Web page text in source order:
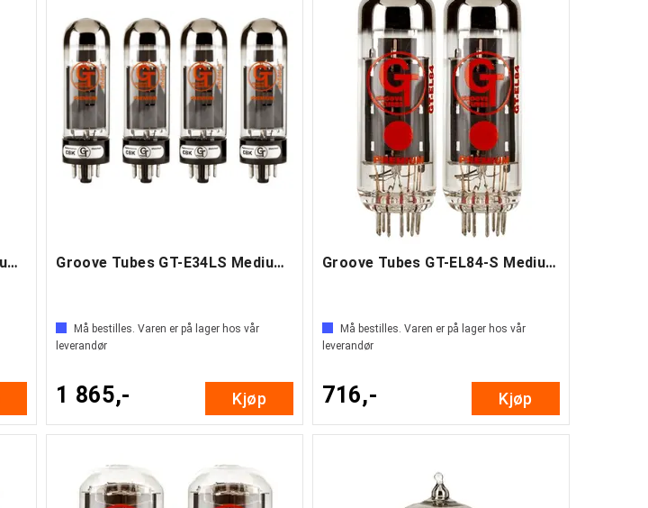
Groove Tubes GT-E34LS Medium Duet Groove Tubes GT-E34LS Medium Quartet
Må bestilles. Varen er på lager hos vår
leverandør
1 865,- Kjøp
Groove Tubes GT-EL84-S Medium Duet
Må bestilles. Varen er på lager hos vår
leverandør
716,- Kjøp